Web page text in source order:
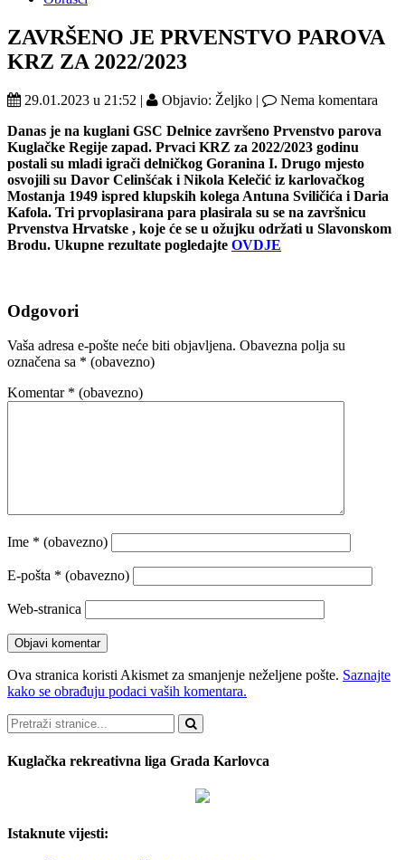
ZAVRŠENO JE PRVENSTVO PAROVA
KRZ ZA 2022/2023
29.01.2023 u 21:52 | Objavio: Željko |
Nema komentara
Danas je na kuglani GSC Delnice završeno Prvenstvo parova
Kuglačke Regije zapad. Prvaci KRZ za 2022/2023 godinu
postali su mladi igrači delničkog Goranina I. Drugo mjesto
osvojili su Davor Celinšćak i Nikola Kelečić iz karlovačkog
Mostanja 1949 ispred klupskih kolega Antuna Sviličića i Daria
Kafola. Tri prvoplasirana para plasirala su se na završnicu
Prvenstva Hrvatske , koje će se u ožujku održati u Slavonskom
Brodu. Ukupne rezultate pogledajte OVDJE
Odgovori
Vaša adresa e-pošte neće biti objavljena. Obavezna polja su
označena sa * (obavezno)
Komentar * (obavezno)
Ime * (obavezno)
E-pošta * (obavezno)
Web-stranica
Ova stranica koristi Akismet za smanjenje neželjene pošte. Saznajte
kako se obrađuju podaci vaših komentara.
Pretraži
Kuglačka rekreativna liga Grada Karlovca
Istaknute vijesti: